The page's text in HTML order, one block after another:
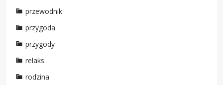
przewodnik
przygoda
przygody
relaks
rodzina